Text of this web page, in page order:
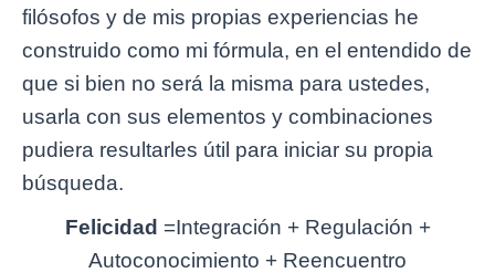
filósofos y de mis propias experiencias he
construido como mi fórmula, en el entendido de
que si bien no será la misma para ustedes,
usarla con sus elementos y combinaciones
pudiera resultarles útil para iniciar su propia
búsqueda.
Felicidad =Integración + Regulación +
Autoconocimiento + Reencuentro